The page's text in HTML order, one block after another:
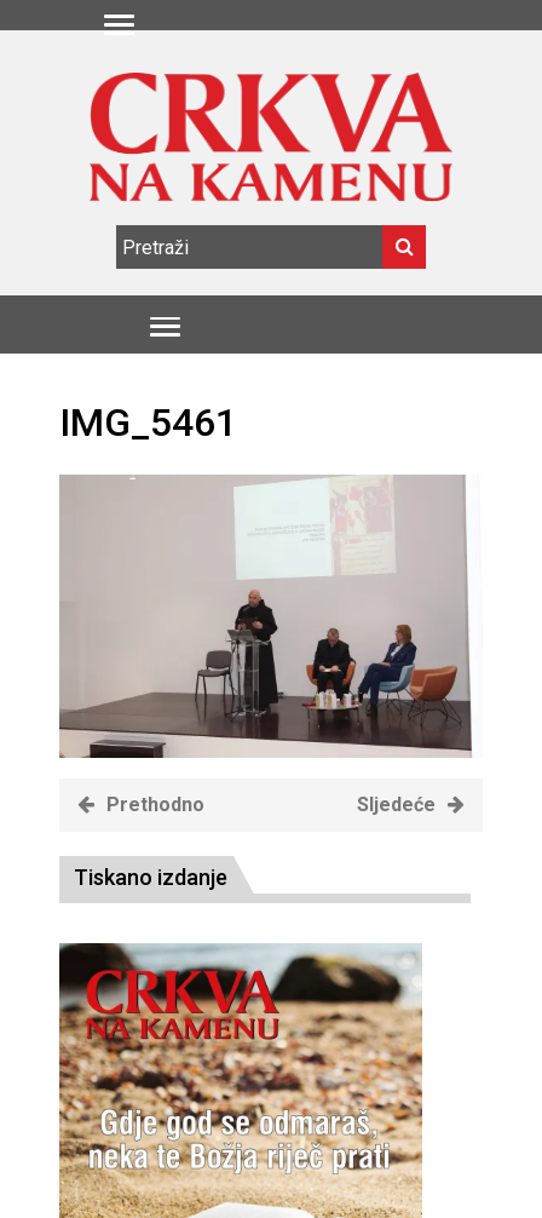
IMG_5461
Prethodno Sljedeće
Tiskano izdanje